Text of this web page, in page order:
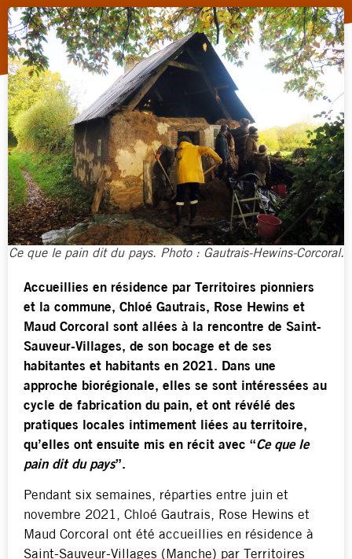
Ce que le pain dit du pays. Photo : Gautrais-Hewins-Corcoral.
Accueillies en résidence par Territoires pionniers
et la commune, Chloé Gautrais, Rose Hewins et
Maud Corcoral sont allées à la rencontre de Saint-
Sauveur-Villages, de son bocage et de ses
habitantes et habitants en 2021. Dans une
approche biorégionale, elles se sont intéressées au
cycle de fabrication du pain, et ont révélé des
pratiques locales intimement liées au territoire,
qu’elles ont ensuite mis en récit avec “Ce que le
pain dit du pays”.
Pendant six semaines, réparties entre juin et
novembre 2021, Chloé Gautrais, Rose Hewins et
Maud Corcoral ont été accueillies en résidence à
Saint-Sauveur-Villages (Manche) par Territoires